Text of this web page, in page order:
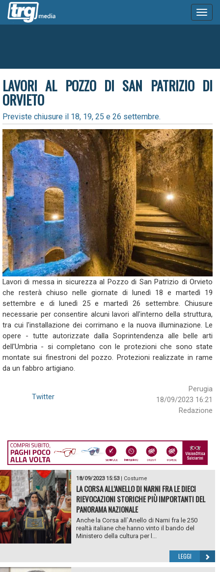
LAVORI AL POZZO DI SAN PATRIZIO DI
ORVIETO
Previste chiusure il 18, 19, 25 e 26 settembre.
Lavori di messa in sicurezza al Pozzo di San Patrizio di Orvieto
che resterà chiuso nelle giornate di lunedì 18 e martedì 19
settembre e di lunedì 25 e martedì 26 settembre. Chiusure
necessarie per consentire alcuni lavori all'interno della struttura,
tra cui l'installazione dei corrimano e la nuova illuminazione. Le
opere - tutte autorizzate dalla Soprintendenza alle belle arti
dell'Umbria - si completano con le protezioni che sono state
montate sui finestroni del pozzo. Protezioni realizzate in rame
da un fabbro artigiano.
Perugia
18/09/2023 16:21
Redazione
Twitter
18/09/2023 15:53| Costume
LA CORSA ALL’ANELLO DI NARNI FRA LE DIECI
RIEVOCAZIONI STORICHE PIÙ IMPORTANTI DEL
PANORAMA NAZIONALE
Anche la Corsa all`Anello di Narni fra le 250
realtà italiane che hanno vinto il bando del
Ministero della cultura per l...
LEGGI